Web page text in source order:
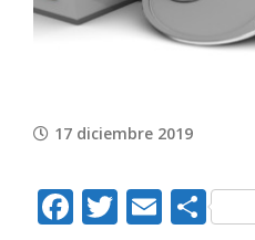
17 diciembre 2019
Facebook
Twitter
Email